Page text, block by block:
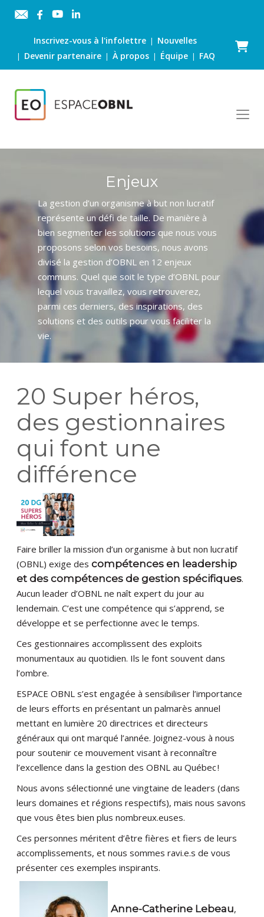
Inscrivez-vous à l'infolettre| Nouvelles
| Devenir partenaire |À propos | Équipe | FAQ
Panier
Enjeux
La gestion d’un organisme à but non lucratif
représente un défi de taille. De manière à
bien segmenter les solutions que nous vous
proposons selon vos besoins, nous avons
divisé la gestion d’OBNL en 12 enjeux
communs. Quel que soit le type d’OBNL pour
lequel vous travaillez, vous retrouverez,
parmi ces derniers, des inspirations, des
solutions et des outils pour vous faciliter la
vie.
20 Super héros,
des gestionnaires
qui font une
différence
Faire briller la mission d’un organisme à but non lucratif
(OBNL) exige descompétences en leadership
et des compétences de gestion spécifiques.
Aucun leader d’OBNL ne naît expert du jour au
lendemain. C’est une compétence qui s’apprend, se
développe et se perfectionne avec le temps.
Ces gestionnaires accomplissent des exploits
monumentaux au quotidien. Ils le font souvent dans
l’ombre.
ESPACE OBNL s’est engagée à sensibiliser l’importance
de leurs efforts en présentant un palmarès annuel
mettant en lumière 20 directrices et directeurs
généraux qui ont marqué l’année. Joignez-vous à nous
pour soutenir ce mouvement visant à reconnaître
l’excellence dans la gestion des OBNL au Québec !
Nous avons sélectionné une vingtaine de leaders (dans
leurs domaines et régions respectifs), mais nous savons
que vous êtes bien plus nombreux.euses.
Ces personnes méritent d’être fières et fiers de leurs
accomplissements, et nous sommes ravi.e.s de vous
présenter ces exemples inspirants.
Anne-Catherine Lebeau,